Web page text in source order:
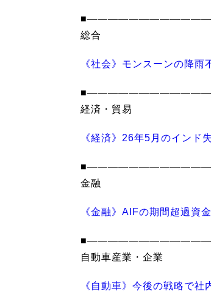
総合
《社会》モンスーンの降
経済・貿易
《経済》26年5月のインド
金融
《金融》AIFの期間超過資
自動車産業・企業
《自動車》今後の戦略で